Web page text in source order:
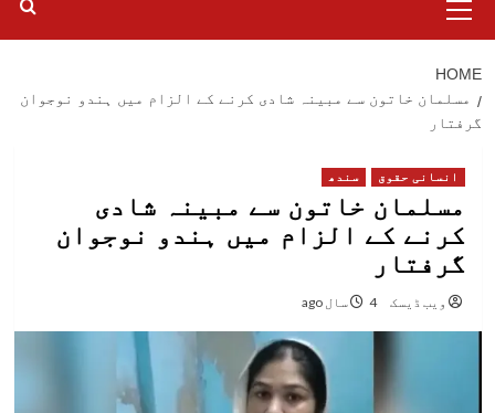
Menu
HOME
مسلمان خاتون سے مبینہ شادی کرنے کے الزام میں ہندو نوجوان
گرفتار
انسانی حقوق سندھ
مسلمان خاتون سے مبینہ شادی
کرنے کے الزام میں ہندو نوجوان
گرفتار
ویب ڈیسک 4 سال ago